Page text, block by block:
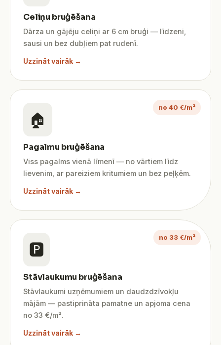
Celiņu bruģēšana
Dārza un gājēju celiņi ar 6 cm bruģi — līdzeni,
sausi un bez dubļiem pat rudenī.
Uzzināt vairāk →
no 40 €/m²
🏠
Pagalmu bruģēšana
Viss pagalms vienā līmenī — no vārtiem līdz
lievenim, ar pareiziem kritumiem un bez peļķēm.
Uzzināt vairāk →
no 33 €/m²
🅿️
Stāvlaukumu bruģēšana
Stāvlaukumi uzņēmumiem un daudzdzīvokļu
mājām — pastiprināta pamatne un apjoma cena
no 33 €/m².
Uzzināt vairāk →